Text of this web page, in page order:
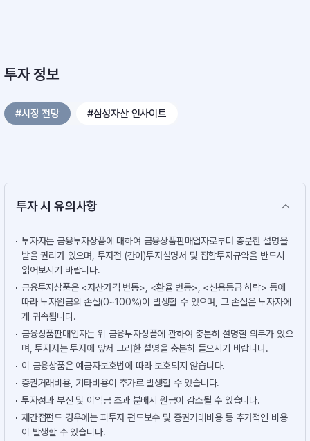
투자 정보
#시장 전망 #삼성자산 인사이트
투자 시 유의사항
투자자는 금융투자상품에 대하여 금융상품판매업자로부터 충분한 설명을
받을 권리가 있으며, 투자전 (간이)투자설명서 및 집합투자규약을 반드시
읽어보시기 바랍니다.
금융투자상품은 <자산가격 변동>, <환율 변동>, <신용등급 하락> 등에
따라 투자원금의 손실(0~100%)이 발생할 수 있으며, 그 손실은 투자자에
게 귀속됩니다.
금융상품판매업자는 위 금융투자상품에 관하여 충분히 설명할 의무가 있으
며, 투자자는 투자에 앞서 그러한 설명을 충분히 들으시기 바랍니다.
이 금융상품은 예금자보호법에 따라 보호되지 않습니다.
증권거래비용, 기타비용이 추가로 발생할 수 있습니다.
투자성과 부진 및 이익금 초과 분배시 원금이 감소될 수 있습니다.
재간접펀드 경우에는 피투자 펀드보수 및 증권거래비용 등 추가적인 비용
이 발생할 수 있습니다.